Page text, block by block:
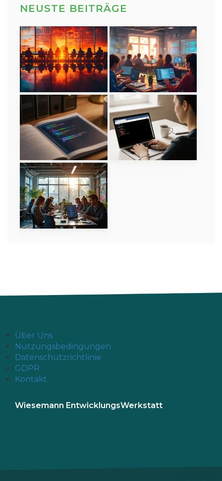
NEUSTE BEITRÄGE
Über Uns
Nutzungsbedingungen
Datenschutzrichtlinie
GDPR
Kontakt
Wiesemann EntwicklungsWerkstatt